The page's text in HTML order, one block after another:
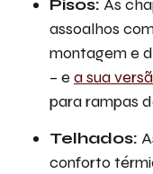
Pisos: As
assoalhos
montagem e
– e a sua
para rampas
Telhados:
conforto